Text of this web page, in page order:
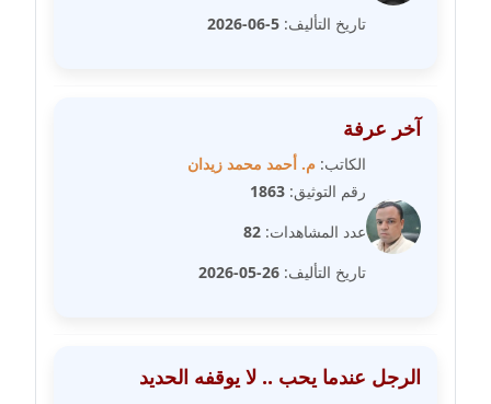
مدونة فاطمة البسريني
موقوف
مدونة فاطمة حجازي
مدونة فيرا زولوتاريفا
عاملة
تاريخ التأليف: 5-06-2026
آخر عرفة
الكاتب: م. أحمد محمد زيدان
رقم التوثيق: 1863
عدد المشاهدات: 82
تاريخ التأليف: 26-05-2026
الرجل عندما يحب .. لا يوقفه الحديد